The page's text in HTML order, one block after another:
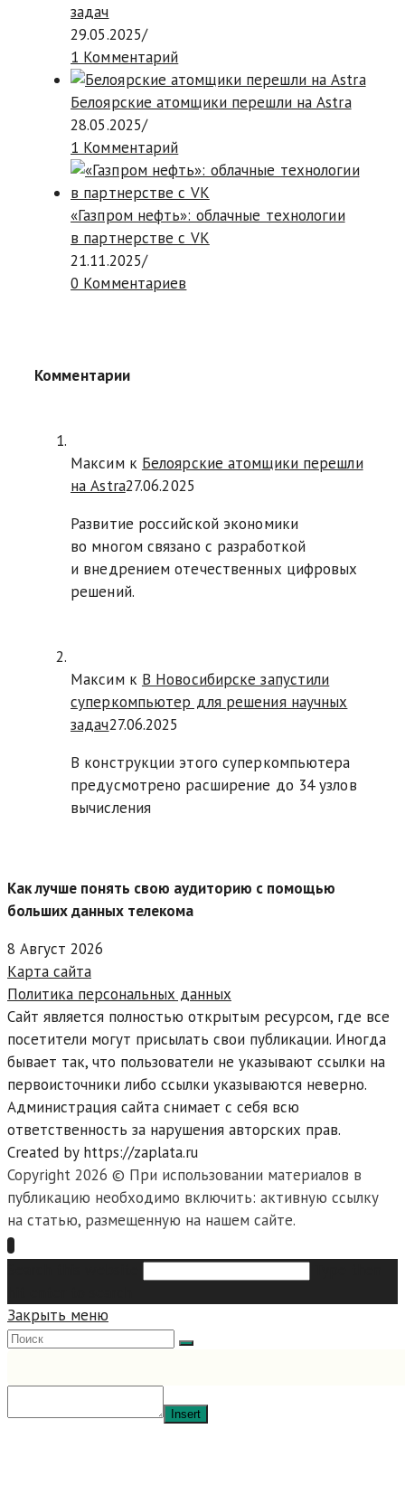
задач
29.05.2025/
1 Комментарий
Белоярские атомщики перешли на Astra
28.05.2025/
1 Комментарий
«Газпром нефть»: облачные технологии
в партнерстве с VK
21.11.2025/
0 Комментариев
Комментарии
Максим к Белоярские атомщики перешли
на Astra27.06.2025
Развитие российской экономики
во многом связано с разработкой
и внедрением отечественных цифровых
решений.
Максим к В Новосибирске запустили
суперкомпьютер для решения научных
задач27.06.2025
В конструкции этого суперкомпьютера
предусмотрено расширение до 34 узлов
вычисления
Как лучше понять свою аудиторию с помощью
больших данных телекома
8 Август 2026
Карта сайта
Политика персональных данных
Сайт является полностью открытым ресурсом, где все
посетители могут присылать свои публикации. Иногда
бывает так, что пользователи не указывают ссылки на
первоисточники либо ссылки указываются неверно.
Администрация сайта снимает с себя всю
ответственность за нарушения авторских прав.
Created by https://zaplata.ru
Copyright 2026 © При использовании материалов в
публикацию необходимо включить: активную ссылку
на статью, размещенную на нашем сайте.
Закрыть меню
Insert